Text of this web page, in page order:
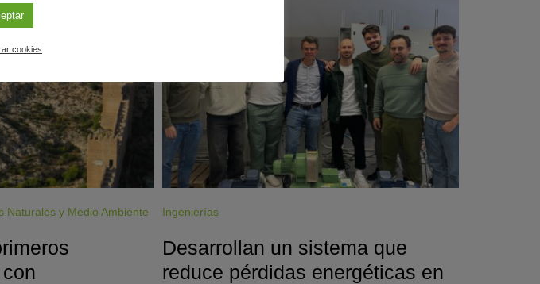
Naturales y Medio Ambiente Ingenierías
Desarrollan un sistema que
reduce pérdidas energéticas en
cookies